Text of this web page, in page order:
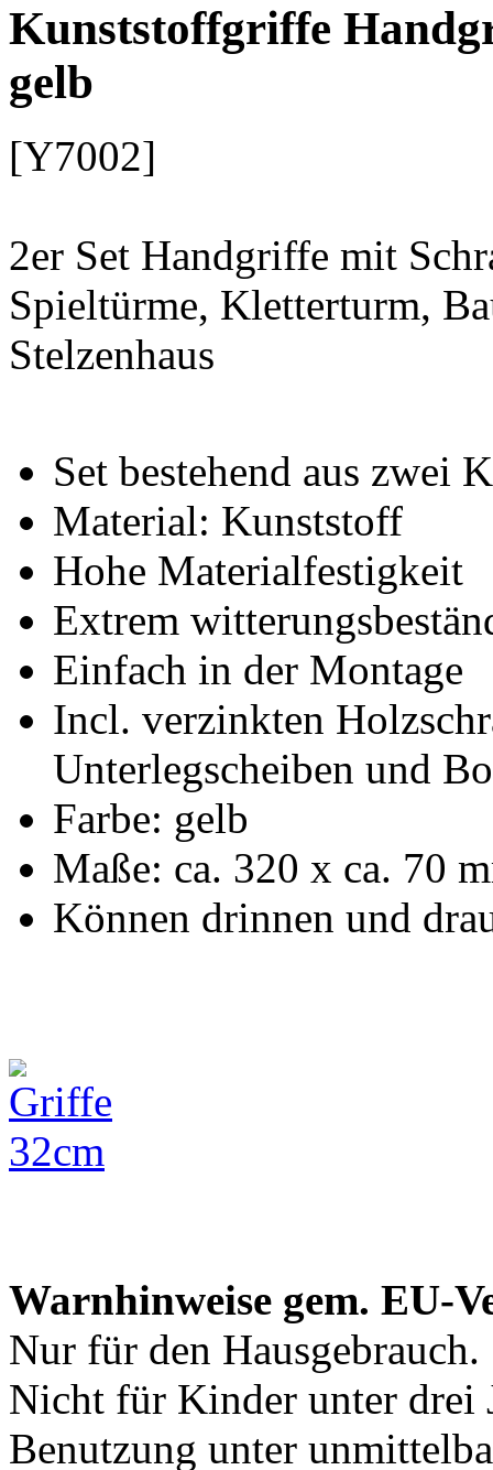
Kunststoffgriffe
gelb
[Y7002]
2er Set Handgriffe mit
Spieltürme, Kletterturm,
Stelzenhaus
Set bestehend aus zwei
Material: Kunststoff
Hohe Materialfestigkeit
Extrem
Einfach in der Montage
Incl. verzinkten
Unterlegscheiben und
Farbe: gelb
Maße: ca. 320 x ca. 70
Können drinnen und
Warnhinweise gem. EU-
Nur für den Hausgebrauch.
Nicht für Kinder unter drei
Benutzung unter